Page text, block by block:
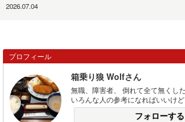
2026.07.04
プロフィール
箱乗り狼 Wolfさん
無職、障害者、 倒れて全て無くし
いろんな人の参考になればいいけど
フォローする